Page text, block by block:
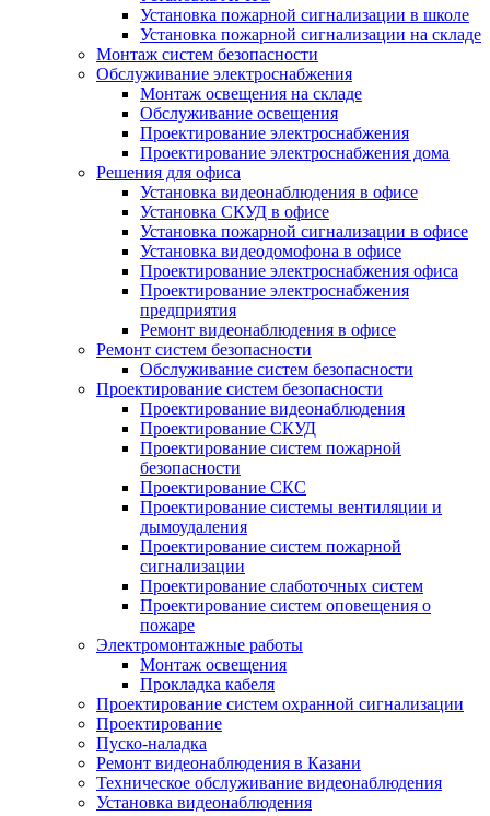
Установка пожарной сигнализации в школе
Установка пожарной сигнализации на складе
Монтаж систем безопасности
Обслуживание электроснабжения
Монтаж освещения на складе
Обслуживание освещения
Проектирование электроснабжения
Проектирование электроснабжения дома
Решения для офиса
Установка видеонаблюдения в офисе
Установка СКУД в офисе
Установка пожарной сигнализации в офисе
Установка видеодомофона в офисе
Проектирование электроснабжения офиса
Проектирование электроснабжения
предприятия
Ремонт видеонаблюдения в офисе
Ремонт систем безопасности
Обслуживание систем безопасности
Проектирование систем безопасности
Проектирование видеонаблюдения
Проектирование СКУД
Проектирование систем пожарной
безопасности
Проектирование СКС
Проектирование системы вентиляции и
дымоудаления
Проектирование систем пожарной
сигнализации
Проектирование слаботочных систем
Проектирование систем оповещения о
пожаре
Электромонтажные работы
Монтаж освещения
Прокладка кабеля
Проектирование систем охранной сигнализации
Проектирование
Пуско-наладка
Ремонт видеонаблюдения в Казани
Техническое обслуживание видеонаблюдения
Установка видеонаблюдения